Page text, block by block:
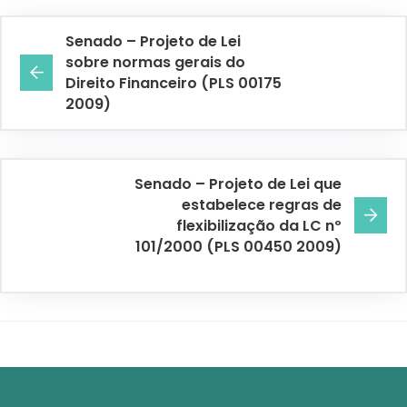
Senado – Projeto de Lei
sobre normas gerais do
Direito Financeiro (PLS 00175
2009)
Senado – Projeto de Lei que
estabelece regras de
flexibilização da LC nº
101/2000 (PLS 00450 2009)